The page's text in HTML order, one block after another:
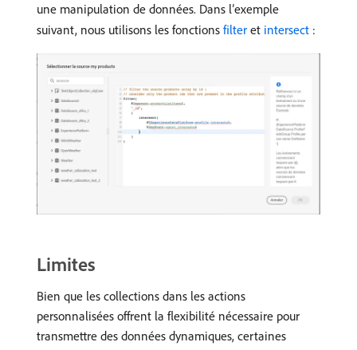
une manipulation de données. Dans l’exemple
suivant, nous utilisons les fonctions filter et intersect :
Limites
Bien que les collections dans les actions
personnalisées offrent la flexibilité nécessaire pour
transmettre des données dynamiques, certaines